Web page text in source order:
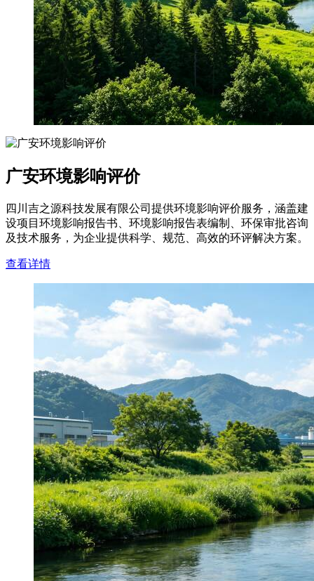
广安环境影响评价
四川吉之源科技发展有限公司提供环境影响评价服务，涵盖建
设项目环境影响报告书、环境影响报告表编制、环保审批咨询
及技术服务，为企业提供科学、规范、高效的环评解决方案。
查看详情